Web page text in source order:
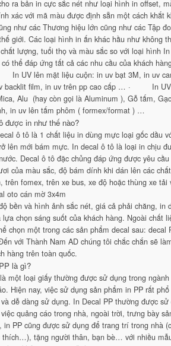
ra bản in cực sắc nét như loại hình in offset,
xác với mã màu được định sẵn một cách khắt
như các Thương hiệu lớn cũng như các Tập
giới. Các loại hình in ấn khác hầu như không
lượng, tuổi thọ và màu sắc so với loại hình In
có thể đáp ứng tất cả các nhu cầu của khách
UV lên mặt liệu cuộn: in uv bạt 3M, in uv
backlit film, in uv trên pp cao cấp … · In UV
Alu (hay còn gọi là Aluminum ), Gỗ tấm,
in uv lên tấm phôm ( formex/format ) …
được in như thế nào?
ô tô là 1 chất liệu in dùng mực loại gốc dầu
lên mới bám mực. In decal ô tô là loại in chịu
Decal ô tô đặc chủng đáp ứng được yêu
của màu sắc, độ bám dính khi dán lên các
trên fomex, trên xe bus, xe độ hoặc thùng xe tải
oto cán mờ 3x4m
bền và hình ảnh sắc nét, giá cả phải chăng, in
lựa chọn sáng suốt của khách hàng. Ngoài chất
chọn một trong các sản phẩm decal sau: decal
với Thành Nam AD chúng tôi chắc chắn sẽ
hàng trên toàn quốc.
là gì?
một loại giấy thường được sử dụng trong
Hiện nay, việc sử dụng sản phẩm in PP rất
dễ dàng sử dụng. In Decal PP thường được sử
quảng cáo trong nhà, ngoài trời, trưng bày
in PP cũng được sử dụng để trang trí trong nhà
thích…), tặng người thân, bạn bè… với nhiều